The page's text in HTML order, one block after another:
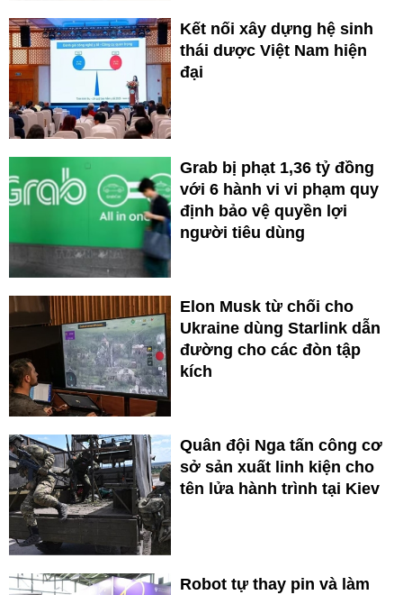
Kết nối xây dựng hệ sinh
thái dược Việt Nam hiện
đại
Grab bị phạt 1,36 tỷ đồng
với 6 hành vi vi phạm quy
định bảo vệ quyền lợi
người tiêu dùng
Elon Musk từ chối cho
Ukraine dùng Starlink dẫn
đường cho các đòn tập
kích
Quân đội Nga tấn công cơ
sở sản xuất linh kiện cho
tên lửa hành trình tại Kiev
Robot tự thay pin và làm